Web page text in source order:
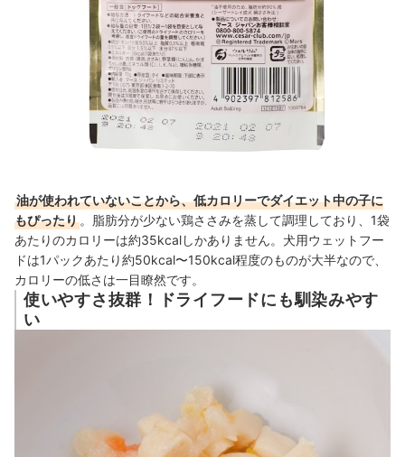
油が使われていないことから、低カロリーでダイエット中の子に
もぴったり 。脂肪分が少ない鶏ささみを蒸して調理しており、1袋
あたりのカロリーは約35kcalしかありません。犬用ウェットフー
ドは1パックあたり約50kcal〜150kcal程度のものが大半なので、
カロリーの低さは一目瞭然です。
使いやすさ抜群！ドライフードにも馴染みやす
い